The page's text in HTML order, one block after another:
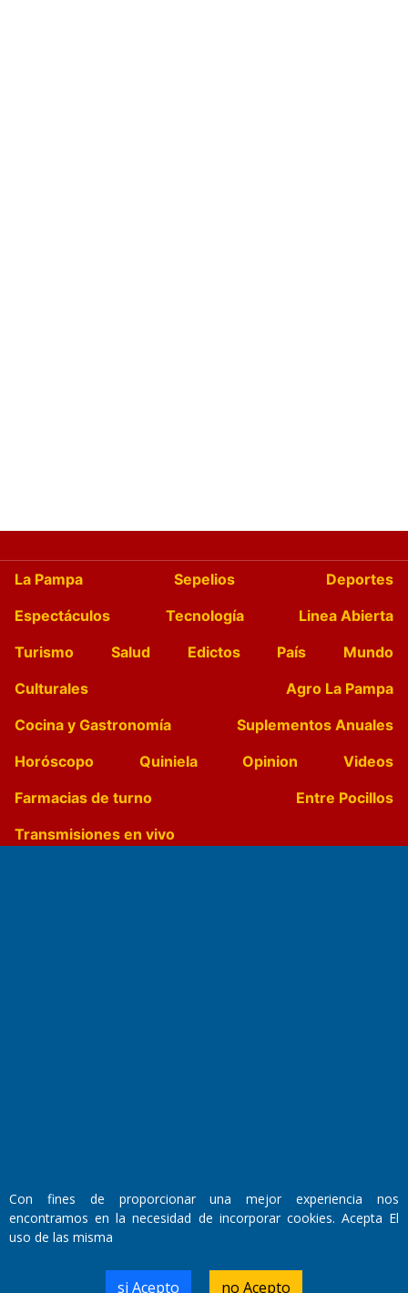
La Pampa Sepelios
Deportes
Espectáculos
Tecnología
Linea Abierta
Turismo
Salud Edictos País
Mundo
Culturales
Agro La Pampa
Cocina y Gastronomía
Suplementos Anuales
Horóscopo
Quiniela Opinion
Videos
Farmacias de turno
Entre Pocillos
Transmisiones en vivo
Propietario: El Diario SRL
Director Periodístico:
Walter René Goñi
Con fines de proporcionar una mejor experiencia nos
encontramos en la necesidad de incorporar cookies. Acepta El
uso de las misma
si Acepto no Acepto